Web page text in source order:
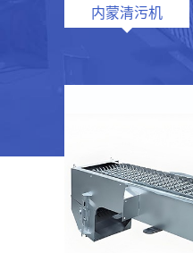
内蒙清污机